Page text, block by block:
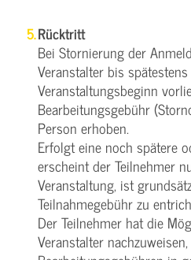
Rücktritt
Bei Stornierung der
Veranstalter bis
Veranstaltungsbeginn
Bearbeitungsgebühr
Person erhoben.
Erfolgt eine noch spätere
erscheint der Teilnehmer
Veranstaltung, ist
Teilnahmegebühr zu
Der Teilnehmer hat die
Veranstalter